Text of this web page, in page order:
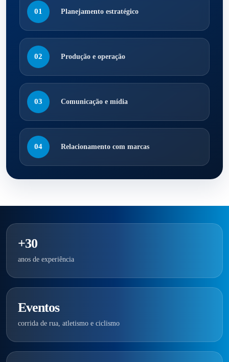
01 Planejamento estratégico
02 Produção e operação
03 Comunicação e mídia
04 Relacionamento com marcas
+30
anos de experiência
Eventos
corrida de rua, atletismo e ciclismo